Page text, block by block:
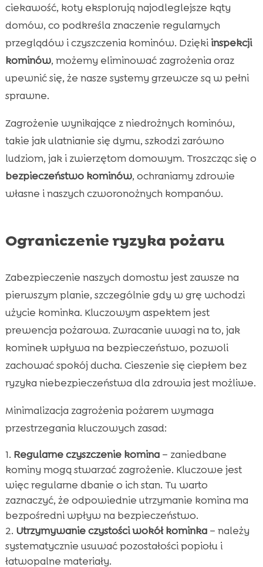
ciekawość, koty eksplorują najodleglejsze kąty
domów, co podkreśla znaczenie regularnych
przeglądów i czyszczenia kominów. Dzięki inspekcji
kominów, możemy eliminować zagrożenia oraz
upewnić się, że nasze systemy grzewcze są w pełni
sprawne.
Zagrożenie wynikające z niedrożnych kominów,
takie jak ulatnianie się dymu, szkodzi zarówno
ludziom, jak i zwierzętom domowym. Troszcząc się o
bezpieczeństwo kominów, ochraniamy zdrowie
własne i naszych czworonożnych kompanów.
Ograniczenie ryzyka pożaru
Zabezpieczenie naszych domostw jest zawsze na
pierwszym planie, szczególnie gdy w grę wchodzi
użycie kominka. Kluczowym aspektem jest
prewencja pożarowa. Zwracanie uwagi na to, jak
kominek wpływa na bezpieczeństwo, pozwoli
zachować spokój ducha. Cieszenie się ciepłem bez
ryzyka niebezpieczeństwa dla zdrowia jest możliwe.
Minimalizacja zagrożenia pożarem wymaga
przestrzegania kluczowych zasad:
Regularne czyszczenie komina– zaniedbane
kominy mogą stwarzać zagrożenie. Kluczowe jest
więc regularne dbanie o ich stan. Tu warto
zaznaczyć, że odpowiednie utrzymanie komina ma
bezpośredni wpływ na bezpieczeństwo.
Utrzymywanie czystości wokół kominka– należy
systematycznie usuwać pozostałości popiołu i
łatwopalne materiały.